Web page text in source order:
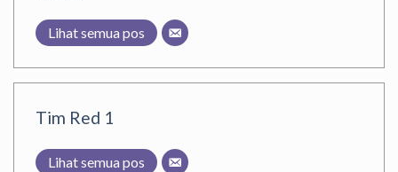
Lihat semua pos
Tim Red 1
Lihat semua pos